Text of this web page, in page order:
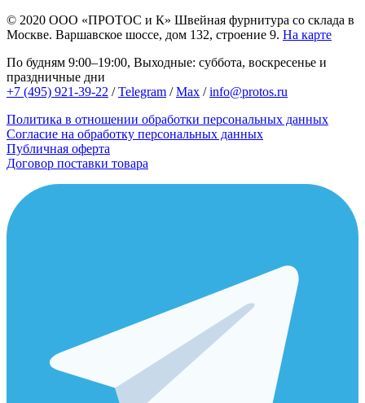
© 2020 ООО «ПРОТОС и К» Швейная фурнитура со склада в
Москве. Варшавское шоссе, дом 132, строение 9. На карте
По будням 9:00–19:00, Выходные: суббота, воскресенье и
праздничные дни
+7 (495) 921-39-22 /Telegram /Max /info@protos.ru
Политика в отношении обработки персональных данных
Согласие на обработку персональных данных
Публичная оферта
Договор поставки товара